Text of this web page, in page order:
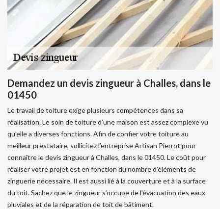
Demandez un devis zingueur à Challes, dans le
01450
Le travail de toiture exige plusieurs compétences dans sa
réalisation. Le soin de toiture d’une maison est assez complexe vu
qu’elle a diverses fonctions. Afin de confier votre toiture au
meilleur prestataire, sollicitez l’entreprise Artisan Pierrot pour
connaître le devis zingueur à Challes, dans le 01450. Le coût pour
réaliser votre projet est en fonction du nombre d’éléments de
zinguerie nécessaire. Il est aussi lié à la couverture et à la surface
du toit. Sachez que le zingueur s’occupe de l’évacuation des eaux
pluviales et de la réparation de toit de bâtiment.